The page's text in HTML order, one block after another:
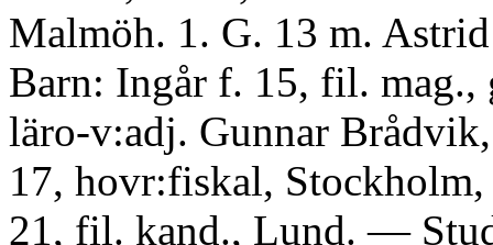
Malmöh. 1. G. 13 m.
Barn: Ingår f. 15, fil. mag.,
läro-v:adj. Gunnar
17, hovr:fiskal, Stockholm,
21, fil. kand., Lund. —